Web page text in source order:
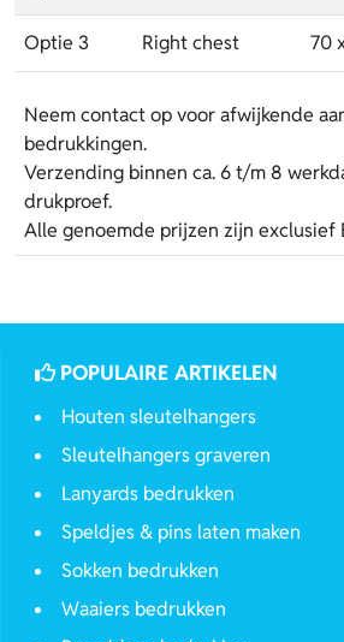
Optie 3 Right chest 70
Neem contact op voor afwijkende
bedrukkingen.
Verzending binnen ca. 6 t/m 8
drukproef.
Alle genoemde prijzen zijn exclusief
POPULAIRE ARTIKELEN
Houten sleutelhangers
Sleutelhangers graveren
Lanyards bedrukken
Speldjes & pins laten maken
Sokken bedrukken
Waaiers bedrukken